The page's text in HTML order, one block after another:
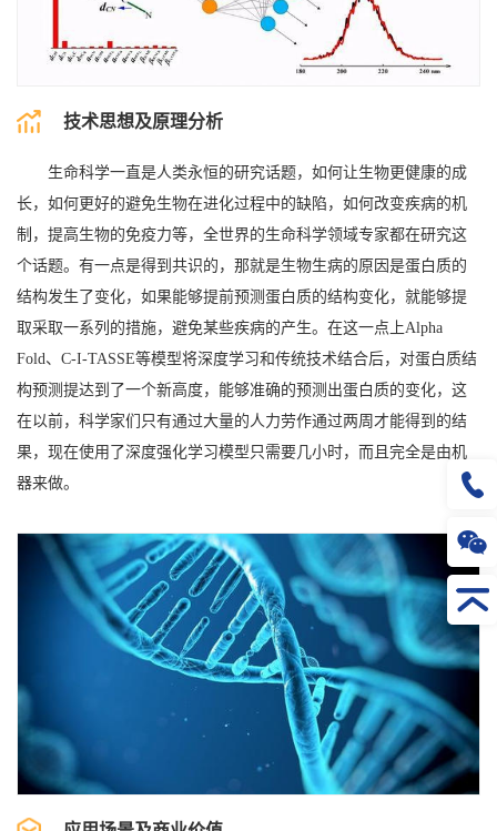
技术思想及原理分析
生命科学一直是人类永恒的研究话题，如何让生物更健康的成
长，如何更好的避免生物在进化过程中的缺陷，如何改变疾病的机
制，提高生物的免疫力等，全世界的生命科学领域专家都在研究这
个话题。有一点是得到共识的，那就是生物生病的原因是蛋白质的
结构发生了变化，如果能够提前预测蛋白质的结构变化，就能够提
取采取一系列的措施，避免某些疾病的产生。在这一点上Alpha
Fold、C-I-TASSE等模型将深度学习和传统技术结合后，对蛋白质结
构预测提达到了一个新高度，能够准确的预测出蛋白质的变化，这
在以前，科学家们只有通过大量的人力劳作通过两周才能得到的结
果，现在使用了深度强化学习模型只需要几小时，而且完全是由机
器来做。